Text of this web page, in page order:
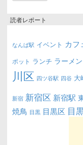
読者レポート
なんば駅 イベント カフ
ポット ランチ ラーメン
川区 四ツ谷駅 四谷 大
新宿 新宿区 新宿駅
焼鳥 目黒 目黒区 目